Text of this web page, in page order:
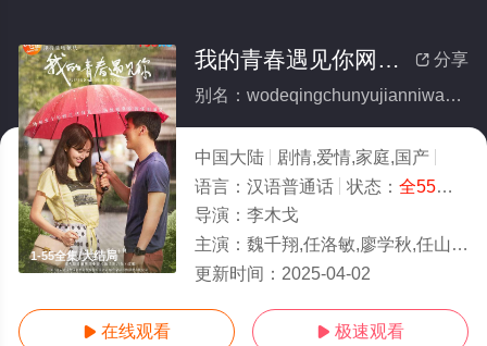
1-55全集/大结局
 分享
我的青春遇见你网络版(全集)
别名：wodeqingchunyujianniwangluoban
中国大陆 剧情,爱情,家庭,国产
语言： 汉语普通话 状态： 全55集
导演： 李木戈
主演： 魏千翔,任洛敏,廖学秋,任山,孙岩,吴任远,蒋可,王欣如,李佳蔚,姚安濂,徐岑子,
更新时间： 2025-04-02
 在线观看  极速观看